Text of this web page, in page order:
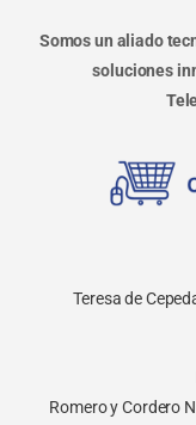
Somos un aliado
soluciones
Teresa de
Romero y Cordero